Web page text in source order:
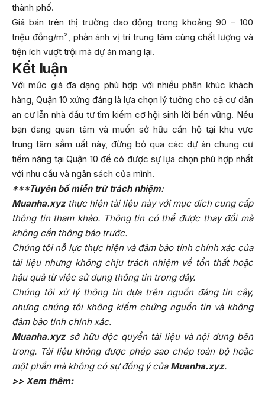
thành phố.
Giá bán trên thị trường dao động trong khoảng 90 – 100
triệu đồng/m², phản ánh vị trí trung tâm cùng chất lượng và
tiện ích vượt trội mà dự án mang lại.
Kết luận
Với mức giá đa dạng phù hợp với nhiều phân khúc khách
hàng, Quận 10 xứng đáng là lựa chọn lý tưởng cho cả cư dân
an cư lẫn nhà đầu tư tìm kiếm cơ hội sinh lời bền vững. Nếu
bạn đang quan tâm và muốn sở hữu căn hộ tại khu vực
trung tâm sầm uất này, đừng bỏ qua các dự án chung cư
tiềm năng tại Quận 10 để có được sự lựa chọn phù hợp nhất
với nhu cầu và ngân sách của mình.
***Tuyên bố miễn trừ trách nhiệm:
Muanha.xyzthực hiện tài liệu này với mục đích cung cấp
thông tin tham khảo. Thông tin có thể được thay đổi mà
không cần thông báo trước.
Chúng tôi nỗ lực thực hiện và đảm bảo tính chính xác của
tài liệu nhưng không chịu trách nhiệm về tổn thất hoặc
hậu quả từ việc sử dụng thông tin trong đây.
Chúng tôi xử lý thông tin dựa trên nguồn đáng tin cậy,
nhưng chúng tôi không kiểm chứng nguồn tin và không
đảm bảo tính chính xác.
Muanha.xyzsở hữu độc quyền tài liệu và nội dung bên
trong. Tài liệu không được phép sao chép toàn bộ hoặc
một phần mà không có sự đồng ý của Muanha.xyz.
>> Xem thêm: